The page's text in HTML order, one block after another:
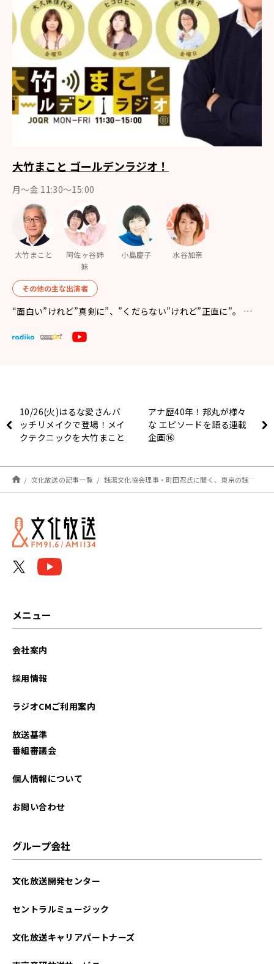
大竹まこと ゴールデンラジオ！
月〜金 11:30～15:00
大竹まこと
阿佐ヶ谷姉
妹
小島慶子 水谷加奈
その他の主な出演者
“面白い”けれど”真剣に”、”くだらない”けれど”正直に”。 …
10/26(火)はるな愛さんバ
ッチリメイクで登場！メイ
クテクニックを大竹まこと
アナ歴40年！邦丸が様々
な エピソードを語る連載
企画⑯
文化放送の記事一覧 銭湯文化協会理事・町田忍氏に聞く、東京の銭湯の玄関が立派な訳〜10月26日「大竹まこと ゴールデンラジオ」
メニュー
会社案内
採用情報
ラジオCMご利用案内
放送基準
番組審議会
個人情報について
お問い合わせ
グループ会社
文化放送開発センター
セントラルミュージック
文化放送キャリアパートナーズ